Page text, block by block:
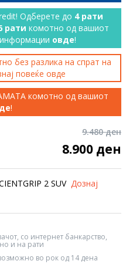
Одберете до 4 рати
рати комотно од вашиот
овде!
без разлика на спрат на
повеќе овде
комотно од вашиот
!
9.480 ден
8.900 ден
2 SUV Дознај
со интернет банкарство,
и на рати
во рок од 14 дена